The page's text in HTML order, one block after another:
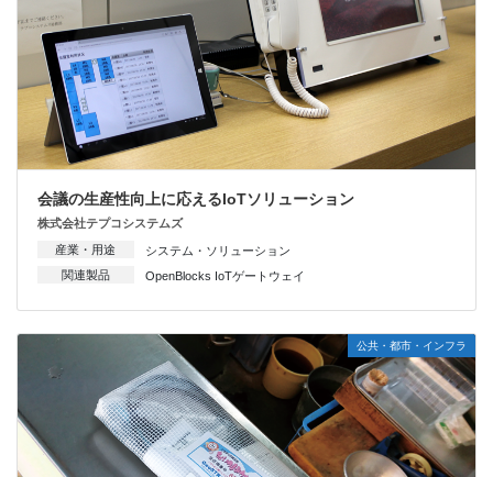
会議の生産性向上に応えるIoTソリューション
株式会社テプコシステムズ
産業・用途
システム・ソリューション
関連製品
OpenBlocks IoTゲートウェイ
公共・都市・インフラ